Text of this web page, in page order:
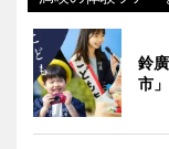
鈴
市